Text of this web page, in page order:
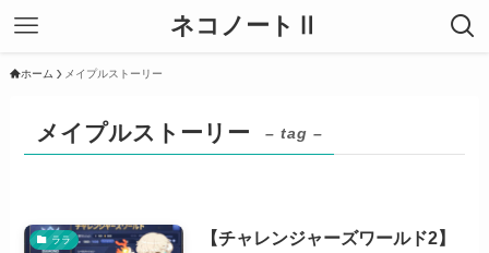
ネコノートⅡ
ホーム メイプルストーリー
メイプルストーリー – tag –
ララ
【チャレンジャーズワールド2】